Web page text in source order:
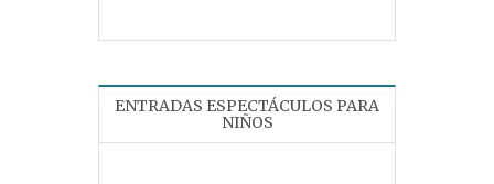
ENTRADAS ESPECTÁCULOS PARA
NIÑOS